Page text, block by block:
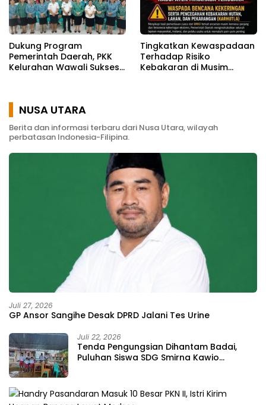
Dukung Program
Pemerintah Daerah, PKK
Kelurahan Wawali Sukses
Tingkatkan Kewaspadaan
Terhadap Risiko
Kebakaran di Musim
NUSA UTARA
Berita dan informasi terbaru dari Nusa Utara, wilayah
perbatasan Indonesia-Filipina.
Juli 27, 2026
GP Ansor Sangihe Desak DPRD Jalani Tes Urine
Juli 22, 2026
Tenda Pengungsian Dihantam Badai,
Puluhan Siswa SDG Smirna Kawio